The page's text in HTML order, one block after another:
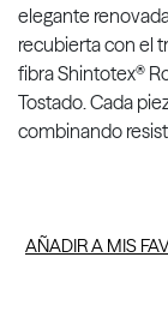
elegante
recubierta con el
fibra Shintotex®
Tostado. Cada
combinando
AÑADIR A MIS